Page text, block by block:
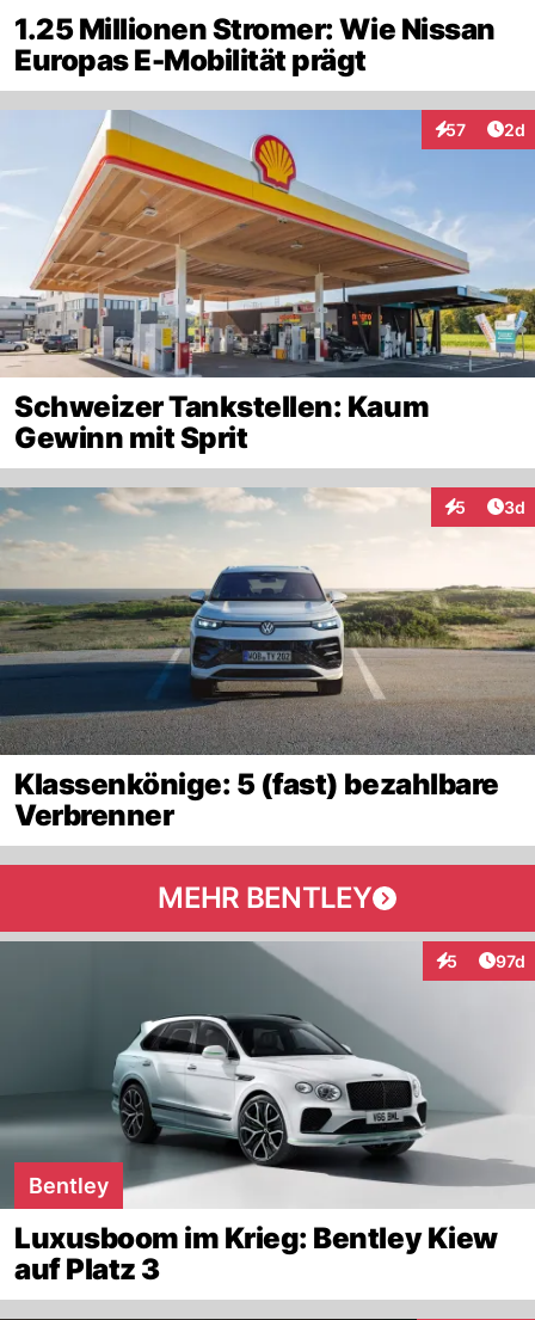
1.25 Millionen Stromer: Wie Nissan
Europas E-Mobilität prägt
57
Interaktionen
2d
Schweizer Tankstellen: Kaum
Gewinn mit Sprit
5 3d
Klassenkönige: 5 (fast) bezahlbare
Verbrenner
MEHR BENTLEY
5
Interaktionen
97d
Bentley
Luxusboom im Krieg: Bentley Kiew
auf Platz 3